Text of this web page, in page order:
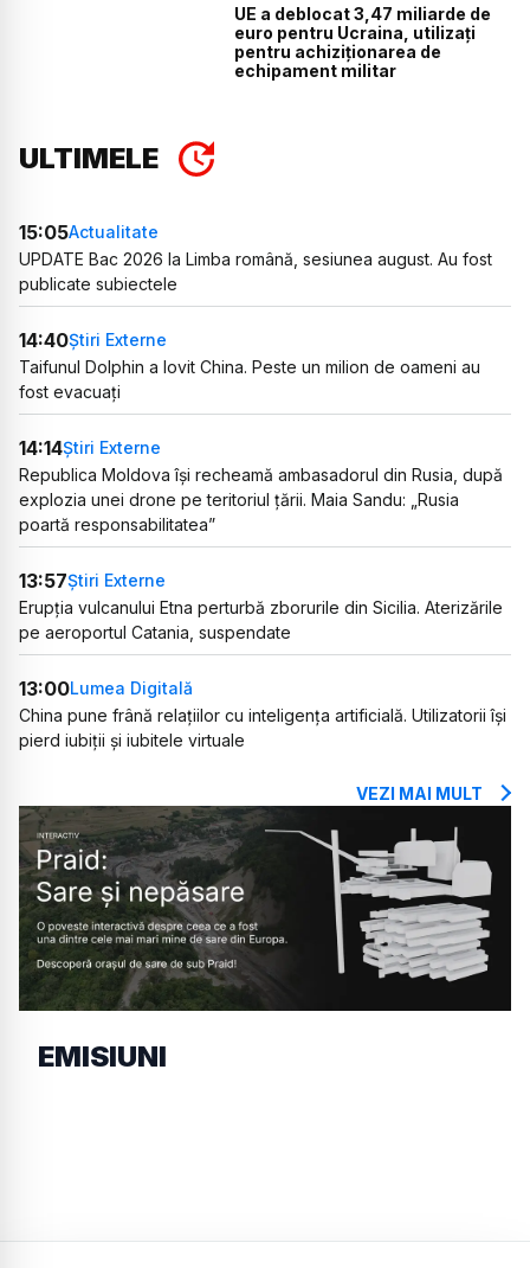
UE a deblocat 3,47 miliarde de
euro pentru Ucraina, utilizați
pentru achiziționarea de
echipament militar
ULTIMELE
15:05Actualitate
UPDATE Bac 2026 la Limba română, sesiunea august. Au fost
publicate subiectele
14:40Știri Externe
Taifunul Dolphin a lovit China. Peste un milion de oameni au
fost evacuați
14:14Știri Externe
Republica Moldova își recheamă ambasadorul din Rusia, după
explozia unei drone pe teritoriul țării. Maia Sandu: „Rusia
poartă responsabilitatea”
13:57Știri Externe
Erupția vulcanului Etna perturbă zborurile din Sicilia. Aterizările
pe aeroportul Catania, suspendate
13:00Lumea Digitală
China pune frână relațiilor cu inteligența artificială. Utilizatorii își
pierd iubiții și iubitele virtuale
VEZI MAI MULT
EMISIUNI